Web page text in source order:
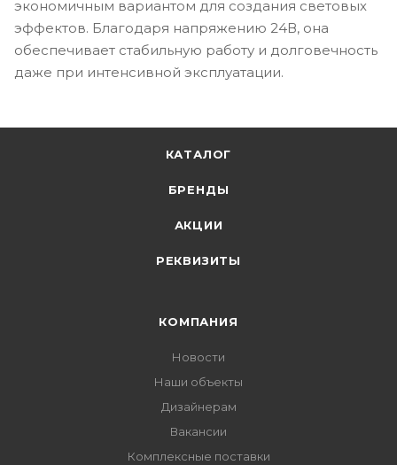
экономичным вариантом для создания световых
эффектов. Благодаря напряжению 24В, она
обеспечивает стабильную работу и долговечность
даже при интенсивной эксплуатации.
КАТАЛОГ
БРЕНДЫ
АКЦИИ
РЕКВИЗИТЫ
КОМПАНИЯ
Новости
Наши объекты
Дизайнерам
Вакансии
Комплексные поставки